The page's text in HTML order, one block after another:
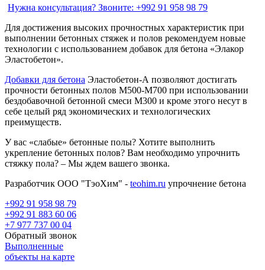
Нужна консультация? Звоните: +992 91 958 98 79
Для достижения высоких прочностных характеристик при
выполнении бетонных стяжек и полов рекомендуем новые
технологии с использованием добавок для бетона «Элакор
Эластобетон».
Добавки для бетона Эластобетон-А позволяют достигать
прочности бетонных полов М500-М700 при использовании
бездобавочной бетонной смеси М300 и кроме этого несут в
себе целый ряд экономических и технологических
преимуществ.
У вас «слабые» бетонные полы? Хотите выполнить
укрепление бетонных полов? Вам необходимо упрочнить
стяжку пола? – Мы ждем вашего звонка.
Разработчик ООО "ТэоХим" - teohim.ru упрочнение бетона
+992 91 958 98 79
+992 91 883 60 06
+7 977 737 00 04
Обратный звонок
Выполненные
объекты на карте